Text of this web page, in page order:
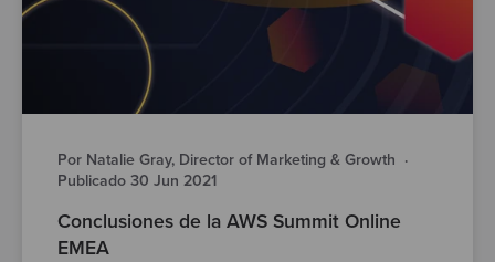
Por Natalie Gray, Director of Marketing & Growth ·
Publicado 30 Jun 2021
Conclusiones de la AWS Summit Online
EMEA